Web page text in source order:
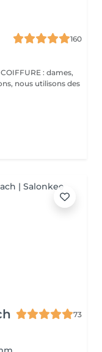
160
nous utilisons des
73